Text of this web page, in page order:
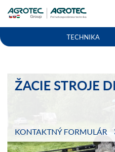
TECHNIKA
ŽACIE STROJE
KONTAKTNÝ FORMULÁR